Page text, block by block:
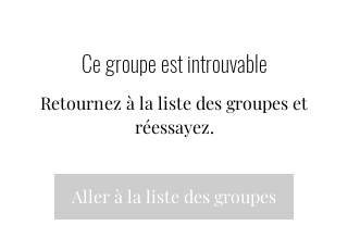
Ce groupe est introuvable
Retournez à la liste des groupes et
réessayez.
Aller à la liste des groupes